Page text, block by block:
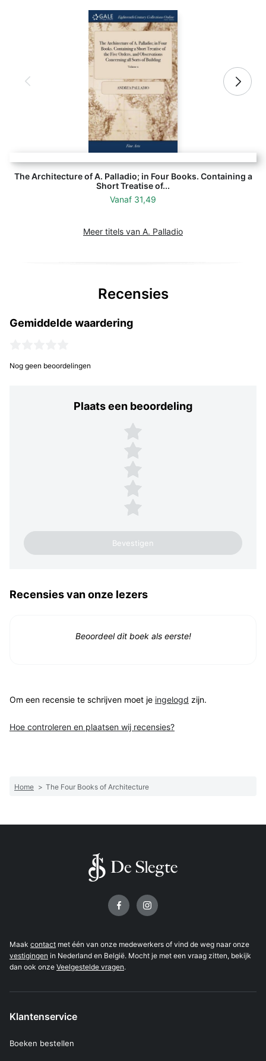
The Architecture of A. Palladio; in Four Books. Containing a
Short Treatise of...
Vanaf 31,49
Meer titels van A. Palladio
Recensies
Gemiddelde waardering
Nog geen beoordelingen
Plaats een beoordeling
Plaats een beoordeling
5 sterren
4 sterren
3 sterren
2 sterren
1 ster
Recensies van onze lezers
Beoordeel dit boek als eerste!
Om een recensie te schrijven moet je ingelogd zijn.
Hoe controleren en plaatsen wij recensies?
Home > The Four Books of Architecture
Maak contact met één van onze medewerkers of vind de weg naar onze
vestigingen in Nederland en België. Mocht je met een vraag zitten, bekijk
dan ook onze Veelgestelde vragen.
Klantenservice
Boeken bestellen